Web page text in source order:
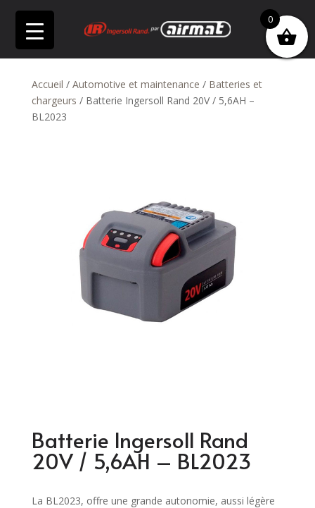
Accueil / Automotive et maintenance / Batteries et
chargeurs / Batterie Ingersoll Rand 20V / 5,6AH –
BL2023
Batterie Ingersoll Rand
20V / 5,6AH – BL2023
La BL2023, offre une grande autonomie, aussi légère
0